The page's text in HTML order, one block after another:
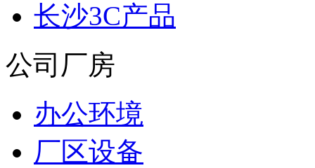
长沙3C产品
公司厂房
办公环境
厂区设备